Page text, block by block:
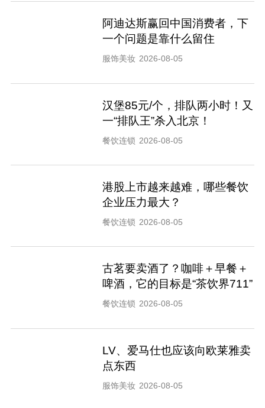
阿迪达斯赢回中国消费者，下
一个问题是靠什么留住
服饰美妆 2026-08-05
汉堡85元/个，排队两小时！又
一“排队王”杀入北京！
餐饮连锁 2026-08-05
港股上市越来越难，哪些餐饮
企业压力最大？
餐饮连锁 2026-08-05
古茗要卖酒了？咖啡＋早餐＋
啤酒，它的目标是“茶饮界711”
餐饮连锁 2026-08-05
LV、爱马仕也应该向欧莱雅卖
点东西
服饰美妆 2026-08-05